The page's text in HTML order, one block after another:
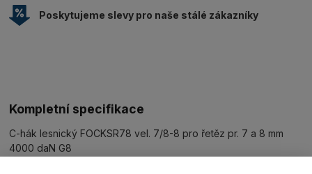
Poskytujeme slevy pro naše stálé zákazníky
Kompletní specifikace
C-hák lesnický FOCKSR78 vel. 7/8-8 pro řetěz pr. 7 a 8 mm
4000 daN G8